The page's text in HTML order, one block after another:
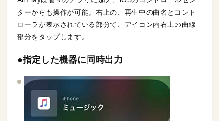
ターからも操作が可能。右上の、再生中の曲名とコント
ローラが表示されている部分で、アイコン内右上の曲線
部分をタップします。
●指定した機器に同時出力